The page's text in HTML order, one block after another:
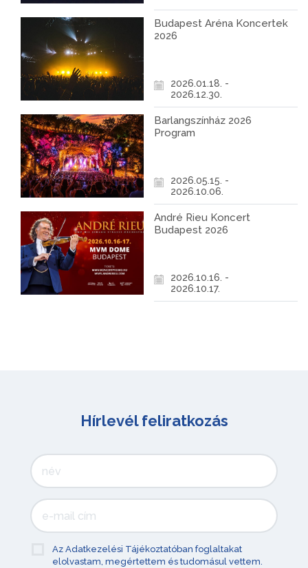
Budapest Aréna Koncertek
2026
2026.01.18. -
2026.12.30.
Barlangszínház 2026
Program
2026.05.15. -
2026.10.06.
André Rieu Koncert
Budapest 2026
2026.10.16. -
2026.10.17.
Hírlevél feliratkozás
Az Adatkezelési Tájékoztatóban foglaltakat
elolvastam, megértettem és tudomásul vettem.